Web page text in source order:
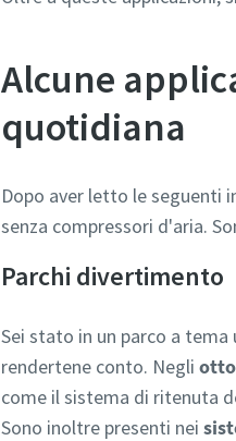
Alcune
quotidiana
Dopo aver letto le
senza compressori d'aria.
Parchi divertimento
Sei stato in un parco a
rendertene conto. Negli
come il sistema di ritenuta
Sono inoltre presenti nei